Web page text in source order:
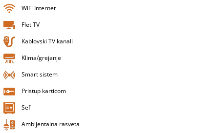
WiFi Internet
Flet TV
Kablovski TV kanali
Klima/grejanje
Smart sistem
Pristup karticom
Sef
Ambijentalna rasveta